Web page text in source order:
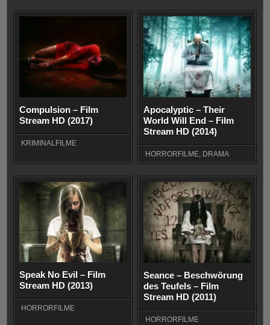
Compulsion – Film
Stream HD (2017)
KRIMINALFILME
Apocalyptic – Their
World Will End – Film
Stream HD (2014)
HORRORFILME DRAMA
Speak No Evil – Film
Stream HD (2013)
HORRORFILME
Seance – Beschwörung
des Teufels – Film
Stream HD (2011)
HORRORFILME